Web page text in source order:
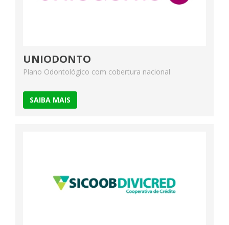
UNIODONTO
Plano Odontológico com cobertura nacional
SAIBA MAIS